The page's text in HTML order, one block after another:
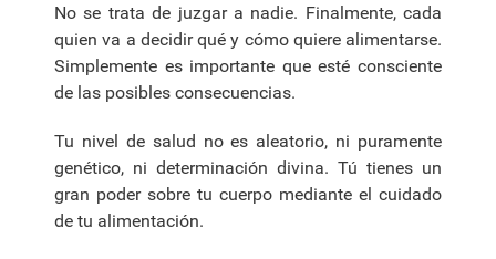
No se trata de juzgar a nadie. Finalmente, cada
quien va a decidir qué y cómo quiere alimentarse.
Simplemente es importante que esté consciente
de las posibles consecuencias.
Tu nivel de salud no es aleatorio, ni puramente
genético, ni determinación divina. Tú tienes un
gran poder sobre tu cuerpo mediante el cuidado
de tu alimentación.